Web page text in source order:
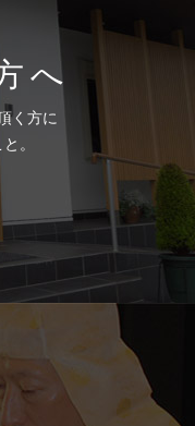
へ
く方に
。